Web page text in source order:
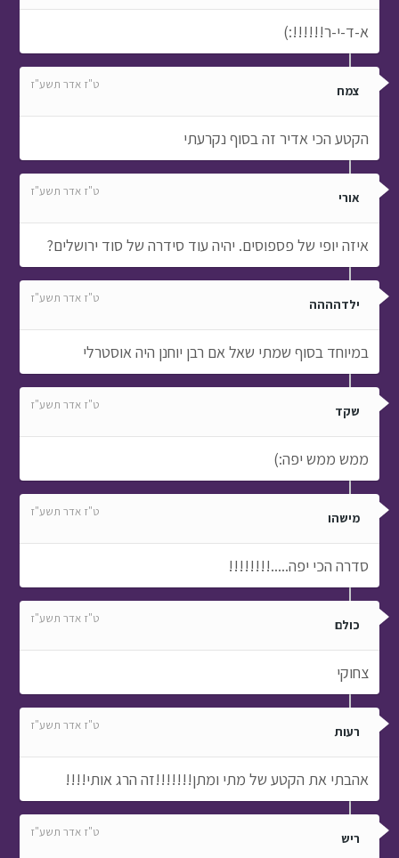
א-ד-י-ר!!!!!!:)
צמח ט"ז אדר תשע"ז
הקטע הכי אדיר זה בסוף נקרעתי
אורי ט"ז אדר תשע"ז
איזה יופי של פספוסים. יהיה עוד סידרה של סוד ירושלים?
ילדהההה ט"ז אדר תשע"ז
במיוחד בסוף שמתי שאל אם רבן יוחנן היה אוסטרלי
שקד ט"ז אדר תשע"ז
ממש ממש יפה:)
מישהו ט"ז אדר תשע"ז
סדרה הכי יפה.....!!!!!!!!
כולם ט"ז אדר תשע"ז
צחוקי
רעות ט"ז אדר תשע"ז
אהבתי את הקטע של מתי ומתן!!!!!!!זה הרג אותי!!!!
ריש ט"ז אדר תשע"ז